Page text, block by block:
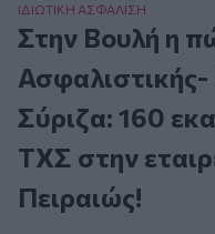
ΙΔΙΩΤΙΚΗ ΑΣΦAΛΙΣΗ
Στην Βουλή η
Σύριζα: 160
ΤΧΣ στην
Πειραιώς!